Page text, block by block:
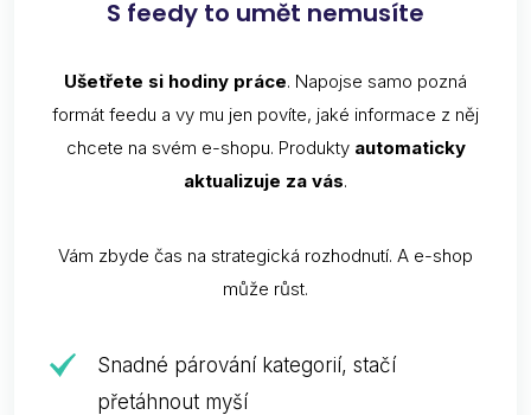
S feedy to umět nemusíte
Ušetřete si hodiny práce. Napojse samo pozná
formát feedu a vy mu jen povíte, jaké informace z něj
chcete na svém e-shopu. Produkty automaticky
aktualizuje za vás.
Vám zbyde čas na strategická rozhodnutí. A e-shop
může růst.
Snadné párování kategorií, stačí
přetáhnout myší